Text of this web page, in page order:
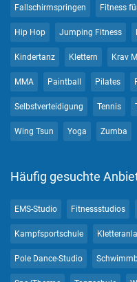
Fallschirmspringen Fitness
Hip Hop Jumping Fitness
Kindertanz Klettern Krav
MMA Paintball Pilates
Selbstverteidigung Tennis
Wing Tsun Yoga Zumba
Häufig gesuchte
EMS-Studio Fitnessstudios
Kampfsportschule
Pole Dance-Studio